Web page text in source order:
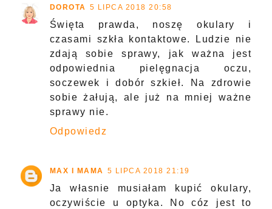
DOROTA 5 LIPCA 2018 20:58
Święta prawda, noszę okulary i
czasami szkła kontaktowe. Ludzie nie
zdają sobie sprawy, jak ważna jest
odpowiednia pielęgnacja oczu,
soczewek i dobór szkieł. Na zdrowie
sobie żałują, ale już na mniej ważne
sprawy nie.
Odpowiedz
MAX I MAMA 5 LIPCA 2018 21:19
Ja własnie musiałam kupić okulary,
oczywiście u optyka. No cóz jest to